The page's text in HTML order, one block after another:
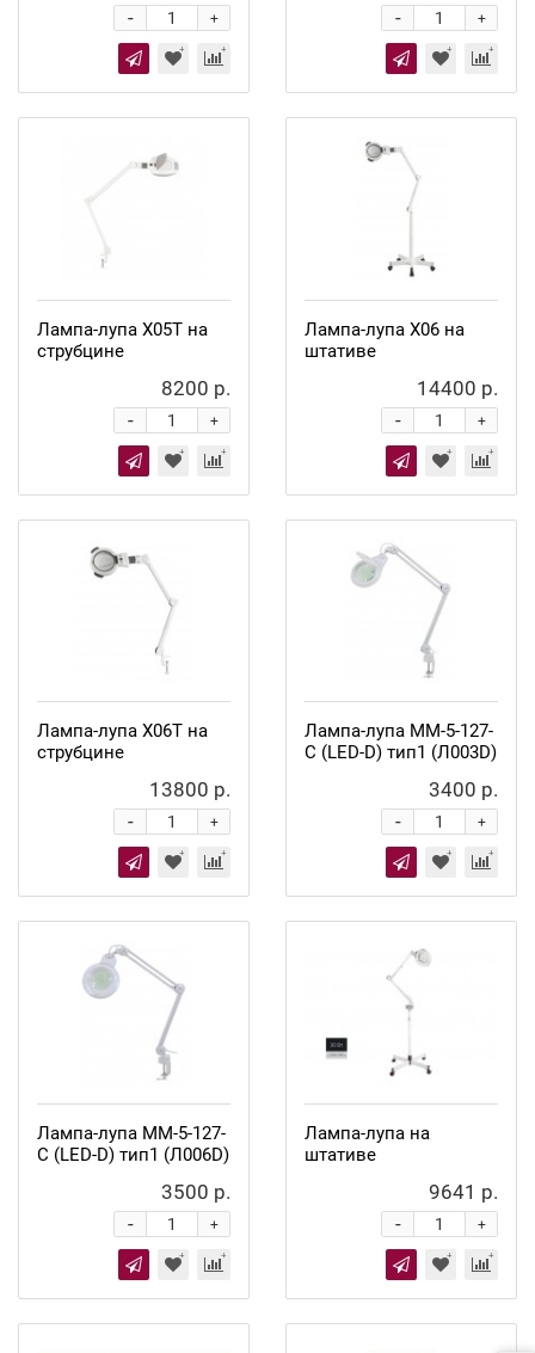
+
- +
-
Лампа-лупа X05T на
струбцине
8200 р.
+
-
Лампа-лупа X06 на
штативе
14400 р.
+
-
Лампа-лупа X06T на
струбцине
13800 р.
+
-
Лампа-лупа ММ-5-127-
С (LED-D) тип1 (Л003D)
3400 р.
+
-
Лампа-лупа ММ-5-127-
С (LED-D) тип1 (Л006D)
3500 р.
+
-
Лампа-лупа на
штативе
9641 р.
+
-